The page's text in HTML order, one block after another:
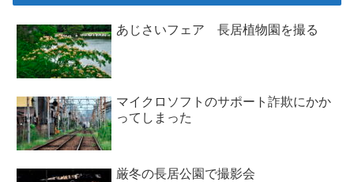
あじさいフェア 長居植物園を撮る
マイクロソフトのサポート詐欺にかか
ってしまった
厳冬の長居公園で撮影会